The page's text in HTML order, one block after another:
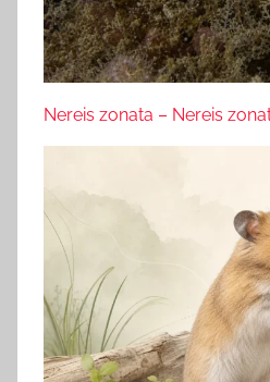
Nereis zonata – Nereis